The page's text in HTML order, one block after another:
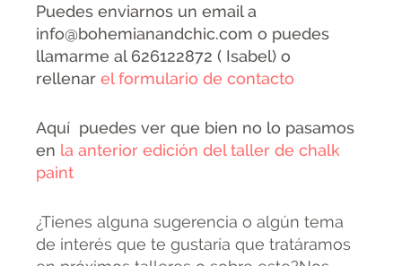
Puedes enviarnos un email a
info@bohemianandchic.com o puedes
llamarme al 626122872 ( Isabel) o
rellenar el formulario de contacto
Aquí puedes ver que bien no lo pasamos
en la anterior edición del taller de chalk
paint
¿Tienes alguna sugerencia o algún tema
de interés que te gustaría que tratáramos